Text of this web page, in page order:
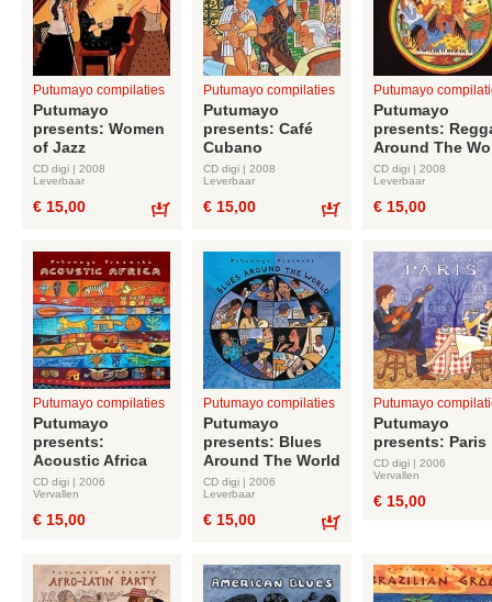
Putumayo compilaties
Putumayo
presents: Women
of Jazz
CD digi | 2008
Leverbaar
€ 15,00
Putumayo compilaties
Putumayo
presents: Café
Cubano
CD digi | 2008
Leverbaar
€ 15,00
Putumayo
Putumayo
presents:
Around The
CD digi | 2008
Leverbaar
€ 15,00
Putumayo compilaties
Putumayo
presents:
Acoustic Africa
CD digi | 2006
Vervallen
€ 15,00
Putumayo compilaties
Putumayo
presents: Blues
Around The World
CD digi | 2006
Leverbaar
€ 15,00
Putumayo
Putumayo
presents: Paris
CD digi | 2006
Vervallen
€ 15,00